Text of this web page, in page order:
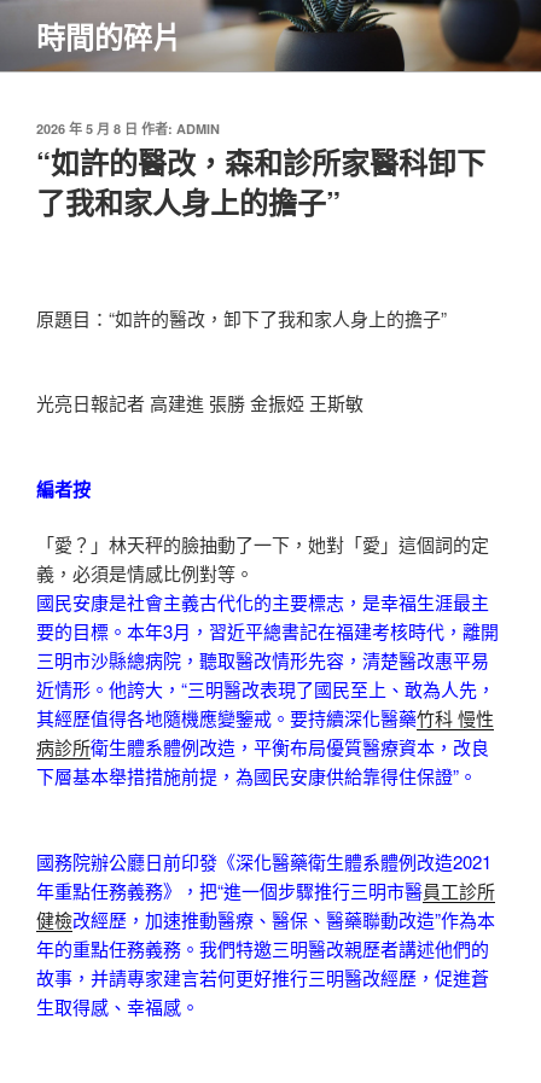
主
時間的碎片
發
佈
2026 年 5 月 8 日 作者: ADMIN
“如許的醫改，森和診所家醫科卸下
了我和家人身上的擔子”
原題目：“如許的醫改，卸下了我和家人身上的擔子”
光亮日報記者 高建進 張勝 金振婭 王斯敏
編者按
「愛？」林天秤的臉抽動了一下，她對「愛」這個詞的定
義，必須是情感比例對等。
國民安康是社會主義古代化的主要標志，是幸福生涯最主
要的目標。本年3月，習近平總書記在福建考核時代，離開
三明市沙縣總病院，聽取醫改情形先容，清楚醫改惠平易
近情形。他誇大，“三明醫改表現了國民至上、敢為人先，
其經歷值得各地隨機應變鑒戒。要持續深化醫藥竹科 慢性
病診所衛生體系體例改造，平衡布局優質醫療資本，改良
下層基本舉措措施前提，為國民安康供給靠得住保證”。
國務院辦公廳日前印發《深化醫藥衛生體系體例改造2021
年重點任務義務》，把“進一個步驟推行三明市醫員工診所
健檢改經歷，加速推動醫療、醫保、醫藥聯動改造”作為本
年的重點任務義務。我們特邀三明醫改親歷者講述他們的
故事，并請專家建言若何更好推行三明醫改經歷，促進蒼
生取得感、幸福感。